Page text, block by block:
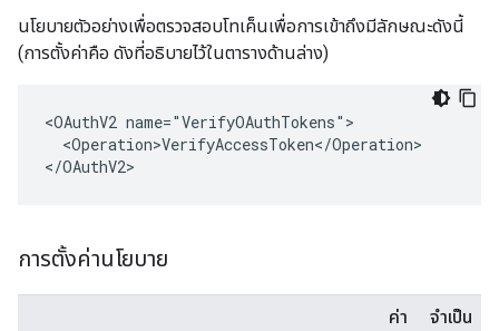
นโยบายตัวอย่างเพื่อตรวจสอบโทเค็นเพื่อการเข้าถึงมีลักษณะดังนี้
(การตั้งค่าคือ ดังที่อธิบายไว้ในตารางด้านล่าง)
<OAuthV2 name="VerifyOAuthTokens">
  <Operation>VerifyAccessToken</Operation>
</OAuthV2>
การตั้งค่านโยบาย
ค่า
จำเป็น